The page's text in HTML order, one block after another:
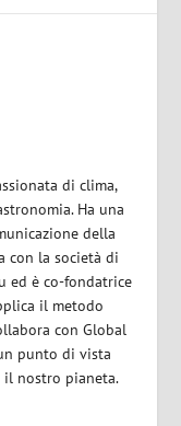
di clima,
Ha una
della
con la società di
ed è co-fondatrice
il metodo
con Global
punto di vista
nostro pianeta.